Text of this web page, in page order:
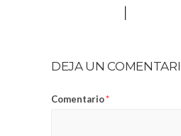
DEJA UN
Comentario*